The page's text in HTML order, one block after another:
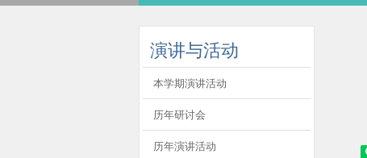
演讲与活动
本学期演讲活动
历年研讨会
历年演讲活动